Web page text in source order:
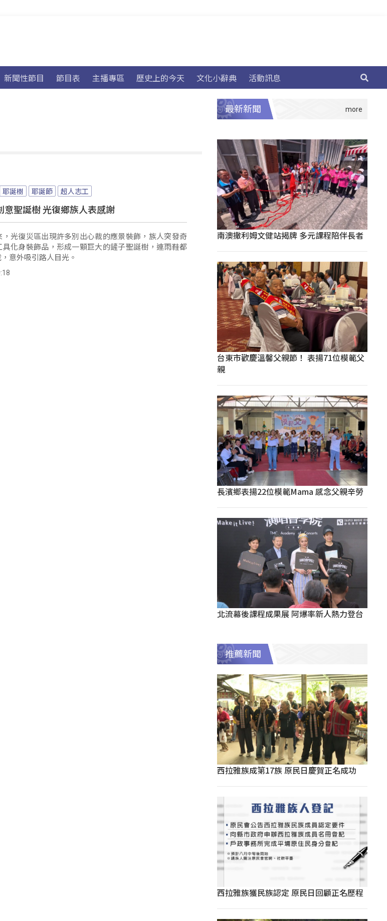
新聞性節目 節目表 主播專區 歷史上的今天 文化小辭典 活動訊息
耶誕樹 耶誕節 超人志工
意聖誕樹 光復鄉族人表感謝
光復災區出現許多別出心裁的應景裝飾，族人突發奇
化身裝飾品，形成一顆巨大的鏟子聖誕樹，連雨鞋都
意外吸引路人目光。
最新新聞
南澳撒利姆文健站揭牌 多元課程陪伴長者
台東市歡慶溫馨父親節！ 表揚71位模範父
親
長濱鄉表揚22位模範Mama 感念父親辛勞
北流幕後課程成果展 阿爆率新人熱力登台
推薦新聞
西拉雅族成第17族 原民日慶賀正名成功
西拉雅族獲民族認定 原民日回顧正名歷程